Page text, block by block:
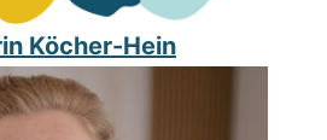
Köcher-Hein